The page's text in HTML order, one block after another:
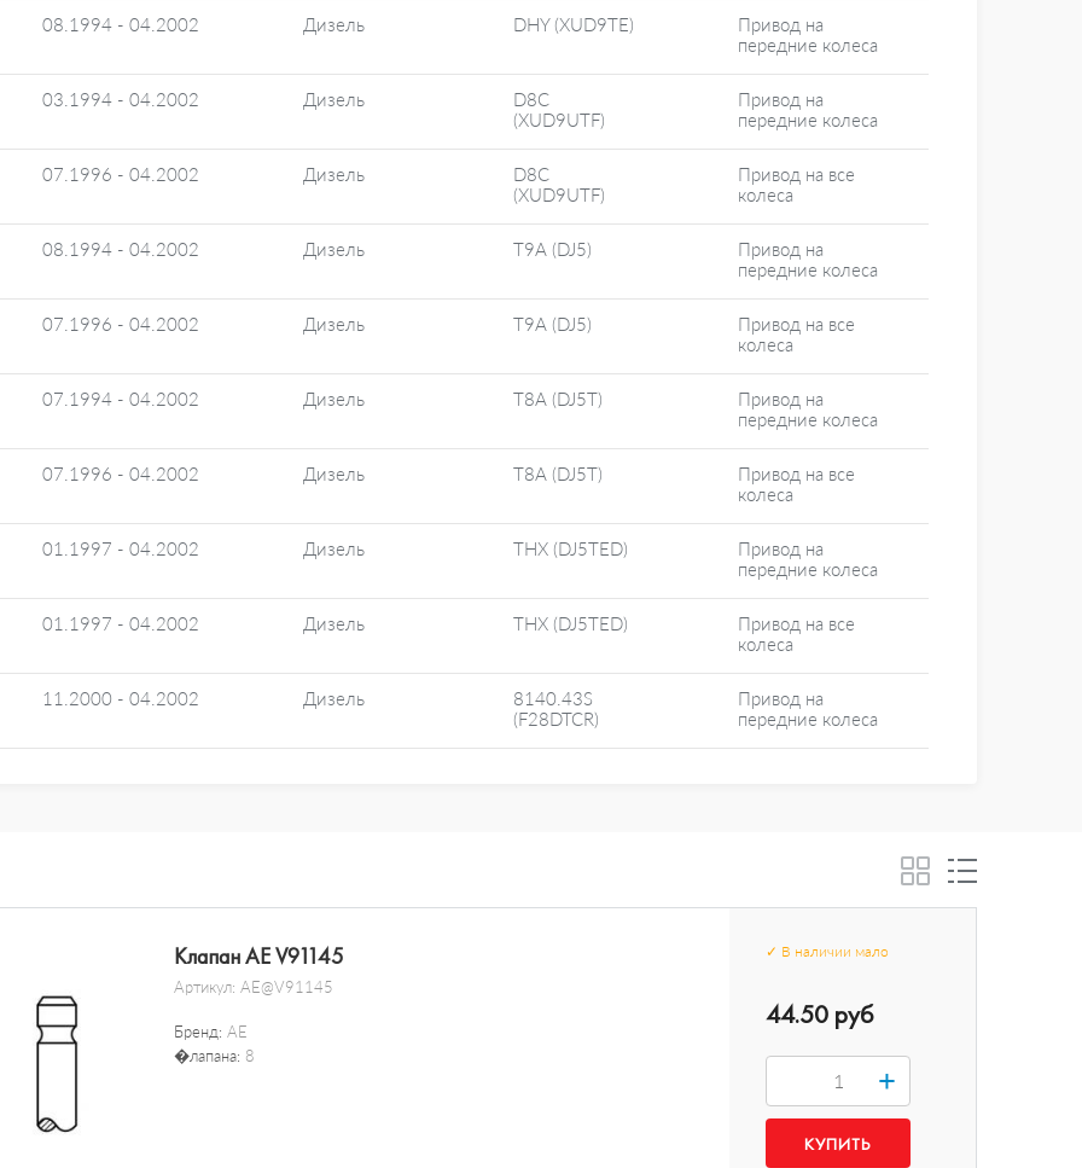
08.1994 - 04.2002 Дизель DHY (XUD9TE)
Привод на
передние колеса
03.1994 - 04.2002 Дизель
D8C
(XUD9UTF)
Привод на
передние колеса
07.1996 - 04.2002 Дизель
D8C
(XUD9UTF)
Привод на все
колеса
08.1994 - 04.2002 Дизель T9A (DJ5)
Привод на
передние колеса
07.1996 - 04.2002 Дизель T9A (DJ5)
Привод на все
колеса
07.1994 - 04.2002 Дизель T8A (DJ5T)
Привод на
передние колеса
07.1996 - 04.2002 Дизель T8A (DJ5T)
Привод на все
колеса
01.1997 - 04.2002 Дизель THX (DJ5TED)
Привод на
передние колеса
01.1997 - 04.2002 Дизель THX (DJ5TED)
Привод на все
колеса
11.2000 - 04.2002 Дизель
8140.43S
(F28DTCR)
Привод на
передние колеса
Клапан AE V91145
Артикул: AE@V91145
Бренд: AE
�лапана: 8
✓ В наличии мало
44.50 руб
+